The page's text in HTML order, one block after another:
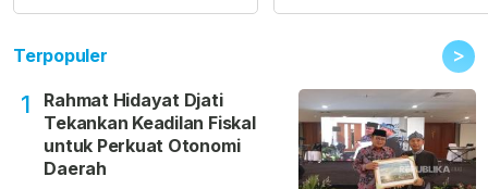
Terpopuler >
1
Rahmat Hidayat Djati
Tekankan Keadilan Fiskal
untuk Perkuat Otonomi
Daerah